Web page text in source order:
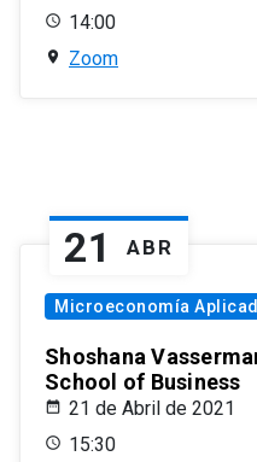
14:00
Zoom
21 ABR
Microeconomía
Shoshana
School of Business
21 de Abril de 2021
15:30